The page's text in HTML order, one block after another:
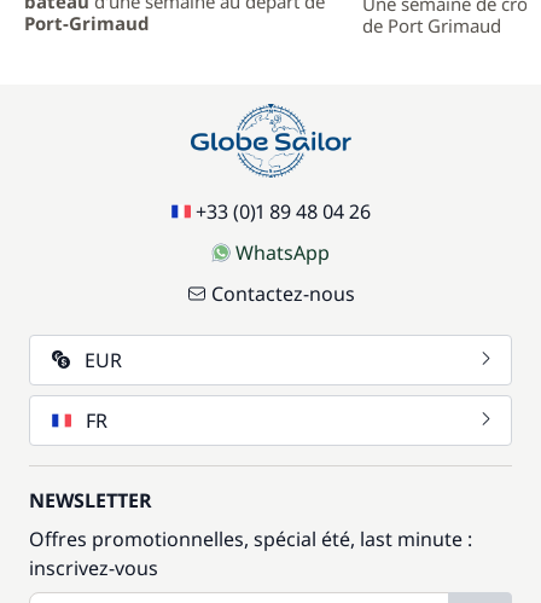
Port-Grimaud
de Port Grimaud
+33 (0)1 89 48 04 26
WhatsApp
Contactez-nous
EUR
FR
NEWSLETTER
Offres promotionnelles, spécial été, last minute :
inscrivez-vous